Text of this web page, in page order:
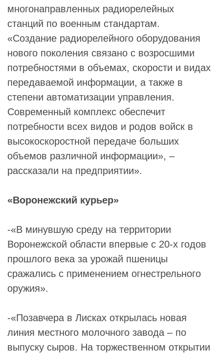
многонаправленных радиорелейных
станций по военным стандартам.
«Создание радиорелейного оборудования
нового поколения связано с возросшими
потребностями в объемах, скорости и видах
передаваемой информации, а также в
степени автоматизации управления.
Современный комплекс обеспечит
потребности всех видов и родов войск в
высокоскоростной передаче больших
объемов различной информации», –
рассказали на предприятии».
«Воронежский курьер»
-«В минувшую среду на территории
Воронежской области впервые с 20-х годов
прошлого века за урожай пшеницы
сражались с применением огнестрельного
оружия».
-«Позавчера в Лисках открылась новая
линия местного молочного завода – по
выпуску сыров. На торжественном открытии